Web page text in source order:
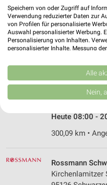
Albert-
95326 Kulmbach
Heute 08:00 -
300,02 km
Müller Kulmbach
Albert
95326 Kulmbach
Heute 08:00 -
300,09 km •
Rossmann
Kirchenlamitzer
Speichern von oder Zugriff auf
Verwendung reduzierter Daten zur
von Profilen für personalisierte
Auswahl personalisierter Werbung.
Personalisierung von Inhalten.
personalisierter Inhalte. Messung
Kombinationen von Daten aus
Verbesserung der Angebote.
von Inhalten.
Daten können außerhalb der
USA gesendet werden.
Website/App.
Partnerliste anzeigen (1 IAB-
Speichern von oder Zugriff
auf einem Endgerät
Alle
Nein,